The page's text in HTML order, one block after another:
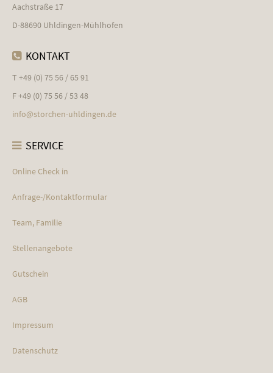
Aachstraße 17
D-88690 Uhldingen-Mühlhofen
KONTAKT
T +49 (0) 75 56 / 65 91
F +49 (0) 75 56 / 53 48
info@storchen-uhldingen.de
SERVICE
Online Check in
Anfrage-/Kontaktformular
Team, Familie
Stellenangebote
Gutschein
AGB
Impressum
Datenschutz